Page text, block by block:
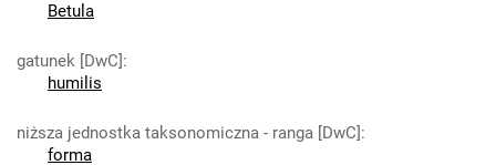
Betula
gatunek [DwC]:
humilis
niższa jednostka taksonomiczna - ranga [DwC]:
forma